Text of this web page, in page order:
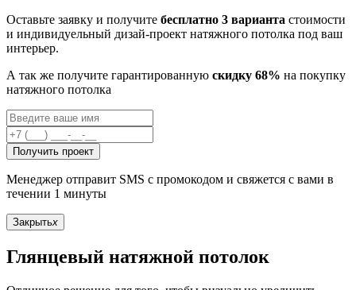
Оставьте заявку и получите бесплатно 3 варианта стоимости
и индивидуельный дизай-проект натяжного потолка под ваш
интерьер.
А так же получите гарантированную скидку 68% на покупку
натяжного потолка
Получить проект
Менеджер отправит SMS с промокодом и свяжется с вами в
течении 1 минуты
Закрытьx
Глянцевый натяжной потолок